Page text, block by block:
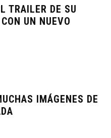
TRAILER DE SU
UN NUEVO
IMÁGENES DE